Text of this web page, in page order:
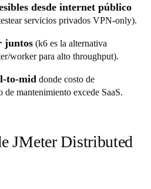
desde internet público
servicios privados VPN-only).
juntos (k6 es la alternativa
worker para alto throughput).
to-mid donde costo de
mantenimiento excede SaaS.
JMeter Distributed